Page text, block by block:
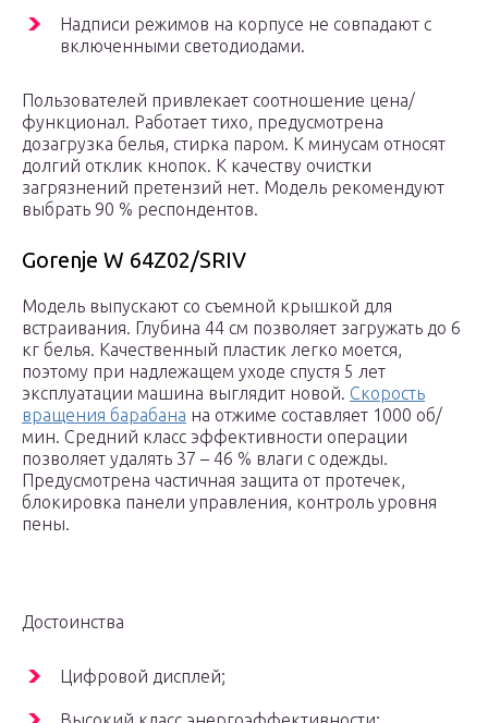
Надписи режимов на корпусе не совпадают с
включенными светодиодами.
Пользователей привлекает соотношение цена/
функционал. Работает тихо, предусмотрена
дозагрузка белья, стирка паром. К минусам относят
долгий отклик кнопок. К качеству очистки
загрязнений претензий нет. Модель рекомендуют
выбрать 90 % респондентов.
Gorenje W 64Z02/SRIV
Модель выпускают со съемной крышкой для
встраивания. Глубина 44 см позволяет загружать до 6
кг белья. Качественный пластик легко моется,
поэтому при надлежащем уходе спустя 5 лет
эксплуатации машина выглядит новой. Скорость
вращения барабана на отжиме составляет 1000 об/
мин. Средний класс эффективности операции
позволяет удалять 37 – 46 % влаги с одежды.
Предусмотрена частичная защита от протечек,
блокировка панели управления, контроль уровня
пены.
Достоинства
Цифровой дисплей;